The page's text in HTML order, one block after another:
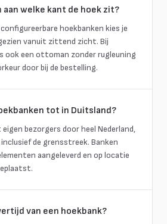
aan welke kant de hoek zit?
configureerbare hoekbanken kies je
vanuit zittend zicht. Bij
ook een ottoman zonder rugleuning
door bij de bestelling.
tot in Duitsland?
eigen bezorgers door heel Nederland,
de grensstreek. Banken
aangeleverd en op locatie
van een hoekbank?